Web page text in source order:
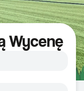
Wycenę